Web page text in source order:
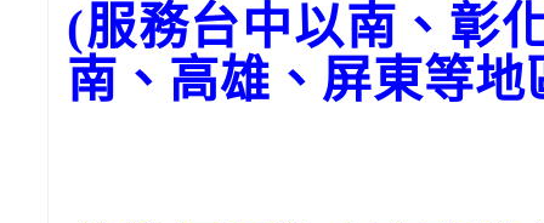
(服務台中以南、彰
南、高雄、屏東等地